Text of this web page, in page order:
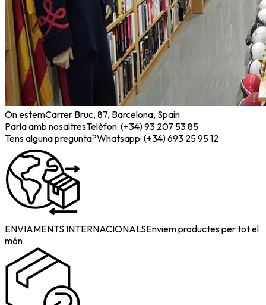
On estemCarrer Bruc, 87, Barcelona, Spain
Parla amb nosaltresTelèfon: (+34) 93 207 53 85
Tens alguna pregunta?Whatsapp: (+34) 693 25 95 12
ENVIAMENTS INTERNACIONALSEnviem productes per tot el
món